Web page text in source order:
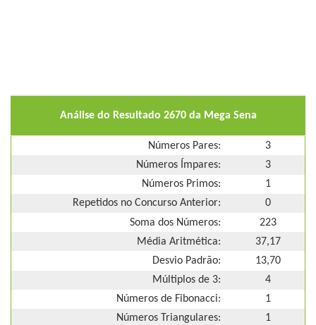
Análise do Resultado 2670 da Mega Sena
Números Pares:
3
Números Ímpares:
3
Números Primos:
1
Repetidos no Concurso Anterior:
0
Soma dos Números:
223
Média Aritmética:
37,17
Desvio Padrão:
13,70
Múltiplos de 3:
4
Números de Fibonacci:
1
Números Triangulares:
1